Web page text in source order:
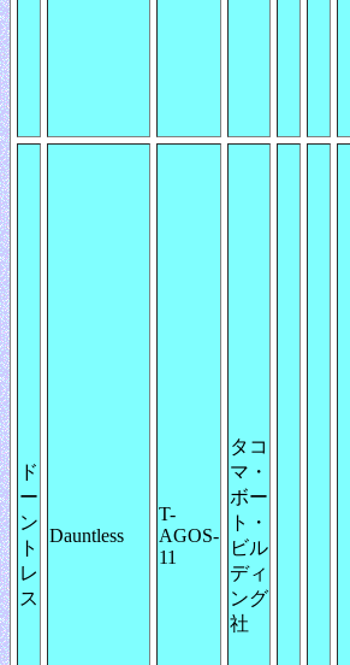
ド
ー
ン
ト
レ
ス
Dauntless
T-
AGOS-
11
タコ
マ・
ボー
ト・
ビル
ディ
ング
社